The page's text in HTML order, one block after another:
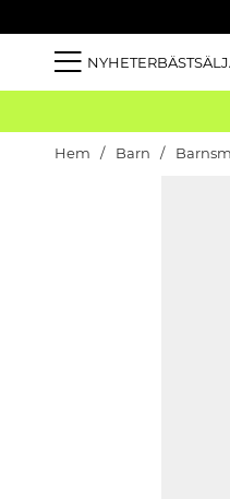
NYHETER
Hem Barn